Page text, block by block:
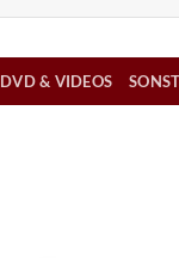
DVD & VIDEOS